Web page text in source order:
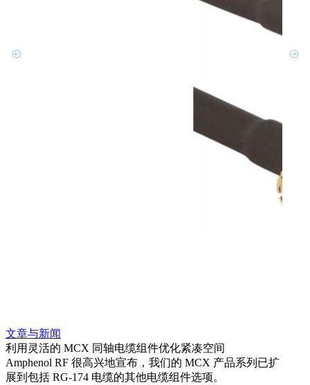
文章与新闻
利用灵活的 MCX 同轴电缆组件优化紧凑空间
Amphenol RF 很高兴地宣布，我们的 MCX 产品系列已扩
展到包括 RG-174 电缆的其他电缆组件选项。